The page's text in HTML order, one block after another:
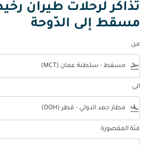
تذاكر لرحلات طيران
مسقط إلى الدّوحة
من
flight_takeoff
الى
flight_land
فئة المقصورة